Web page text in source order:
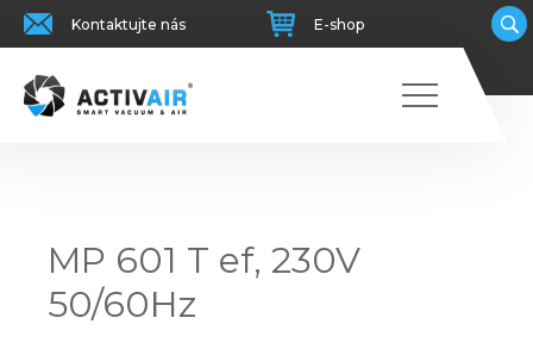
Kontaktujte nás E-shop
MP 601 T ef, 230V
50/60Hz